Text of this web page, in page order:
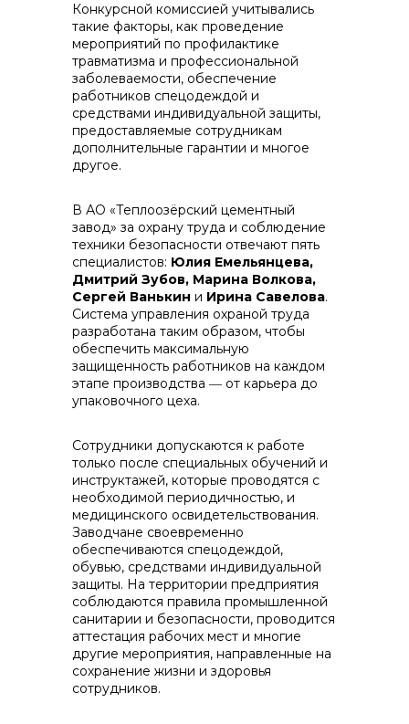
+7 (423) 234 50 50
Конкурсной комиссией учитывались
такие факторы, как проведение
мероприятий по профилактике
травматизма и профессиональной
заболеваемости, обеспечение
работников спецодеждой и
средствами индивидуальной защиты,
предоставляемые сотрудникам
дополнительные гарантии и многое
другое.
В АО «Теплоозёрский цементный
завод» за охрану труда и соблюдение
техники безопасности отвечают пять
специалистов: Юлия Емельянцева,
Дмитрий Зубов, Марина Волкова,
Сергей Ванькин и Ирина Савелова.
Система управления охраной труда
разработана таким образом, чтобы
обеспечить максимальную
защищенность работников на каждом
этапе производства ― от карьера до
упаковочного цеха.
Сотрудники допускаются к работе
только после специальных обучений и
инструктажей, которые проводятся с
необходимой периодичностью, и
медицинского освидетельствования.
Заводчане своевременно
обеспечиваются спецодеждой,
обувью, средствами индивидуальной
защиты. На территории предприятия
соблюдаются правила промышленной
санитарии и безопасности, проводится
аттестация рабочих мест и многие
другие мероприятия, направленные на
сохранение жизни и здоровья
сотрудников.